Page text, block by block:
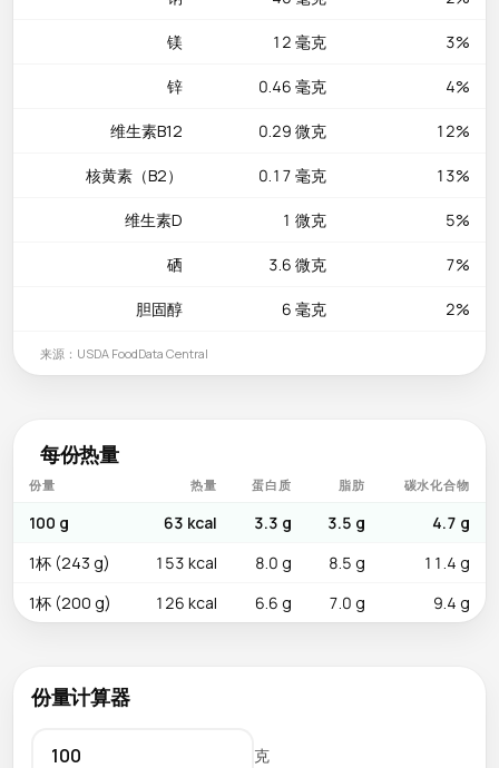
镁 12 毫克 3%
锌 0.46 毫克 4%
维生素B12 0.29 微克 12%
核黄素（B2） 0.17 毫克 13%
维生素D 1 微克 5%
硒 3.6 微克 7%
胆固醇 6 毫克 2%
来源：USDA FoodData Central
每份热量
份量 热量 蛋白质 脂肪 碳水化合物
100 g 63 kcal 3.3 g 3.5 g
4.7 g
1杯 (243 g)
153 kcal 8.0 g 8.5 g
11.4 g
1杯 (200 g)
126 kcal 6.6 g 7.0 g 9.4 g
份量计算器
克